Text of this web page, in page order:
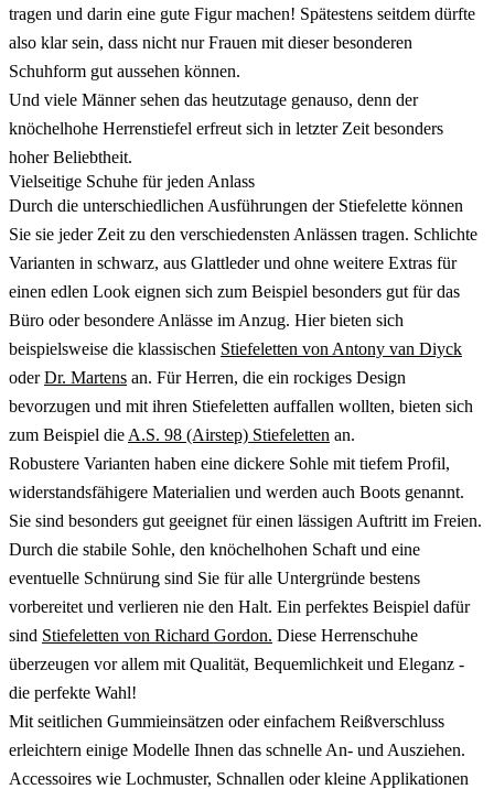
tragen und darin eine gute Figur machen! Spätestens seitdem dürfte
also klar sein, dass nicht nur Frauen mit dieser besonderen
Schuhform gut aussehen können.
Und viele Männer sehen das heutzutage genauso, denn der
knöchelhohe Herrenstiefel erfreut sich in letzter Zeit besonders
hoher Beliebtheit.
Vielseitige Schuhe für jeden Anlass
Durch die unterschiedlichen Ausführungen der Stiefelette können
Sie sie jeder Zeit zu den verschiedensten Anlässen tragen. Schlichte
Varianten in schwarz, aus Glattleder und ohne weitere Extras für
einen edlen Look eignen sich zum Beispiel besonders gut für das
Büro oder besondere Anlässe im Anzug. Hier bieten sich
beispielsweise die klassischen Stiefeletten von Antony van Diyck
oderDr. Martens an. Für Herren, die ein rockiges Design
bevorzugen und mit ihren Stiefeletten auffallen wollten, bieten sich
zum Beispiel die A.S. 98 (Airstep) Stiefeletten an.
Robustere Varianten haben eine dickere Sohle mit tiefem Profil,
widerstandsfähigere Materialien und werden auch Boots genannt.
Sie sind besonders gut geeignet für einen lässigen Auftritt im Freien.
Durch die stabile Sohle, den knöchelhohen Schaft und eine
eventuelle Schnürung sind Sie für alle Untergründe bestens
vorbereitet und verlieren nie den Halt. Ein perfektes Beispiel dafür
sind Stiefeletten von Richard Gordon. Diese Herrenschuhe
überzeugen vor allem mit Qualität, Bequemlichkeit und Eleganz -
die perfekte Wahl!
Mit seitlichen Gummieinsätzen oder einfachem Reißverschluss
erleichtern einige Modelle Ihnen das schnelle An- und Ausziehen.
Accessoires wie Lochmuster, Schnallen oder kleine Applikationen